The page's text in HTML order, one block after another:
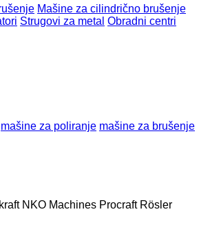
Mašine za cilindrično brušenje
Strugovi za metal Obradni centri
mašine za poliranje mašine za brušenje
NKO Machines Procraft Rösler